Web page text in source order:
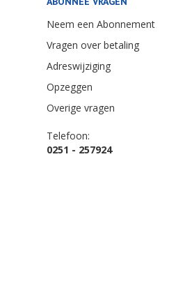
Neem een Abonnement
Vragen over betaling
Adreswijziging
Opzeggen
Overige vragen
Telefoon:
0251 - 257924